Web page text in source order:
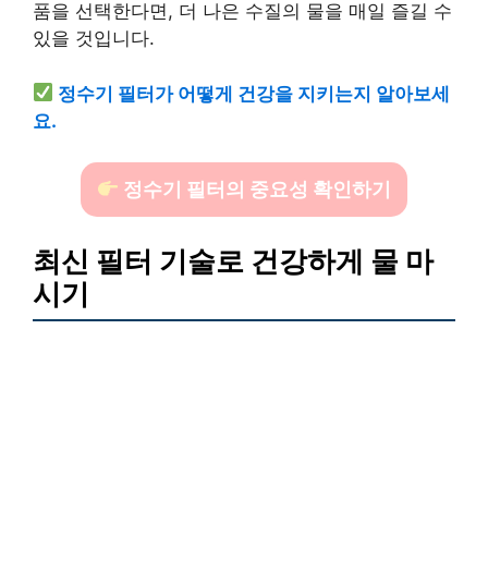
품을 선택한다면, 더 나은 수질의 물을 매일 즐길 수
있을 것입니다.
정수기 필터가 어떻게 건강을 지키는지 알아보세
요.
정수기 필터의 중요성 확인하기
최신 필터 기술로 건강하게 물 마
시기